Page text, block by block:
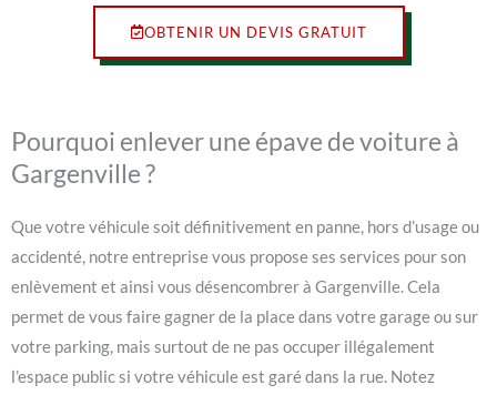
OBTENIR UN DEVIS GRATUIT
Pourquoi enlever une épave de voiture à
Gargenville ?
Que votre véhicule soit définitivement en panne, hors d’usage ou
accidenté, notre entreprise vous propose ses services pour son
enlèvement et ainsi vous désencombrer à Gargenville. Cela
permet de vous faire gagner de la place dans votre garage ou sur
votre parking, mais surtout de ne pas occuper illégalement
l’espace public si votre véhicule est garé dans la rue. Notez